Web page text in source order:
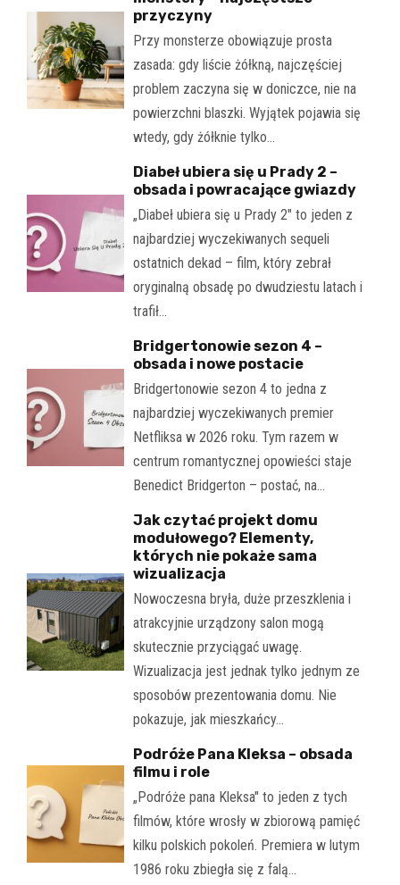
przyczyny
Przy monsterze obowiązuje prosta
zasada: gdy liście żółkną, najczęściej
problem zaczyna się w doniczce, nie na
powierzchni blaszki. Wyjątek pojawia się
wtedy, gdy żółknie tylko…
Diabeł ubiera się u Prady 2 –
obsada i powracające gwiazdy
„Diabeł ubiera się u Prady 2" to jeden z
najbardziej wyczekiwanych sequeli
ostatnich dekad – film, który zebrał
oryginalną obsadę po dwudziestu latach i
trafił…
Bridgertonowie sezon 4 –
obsada i nowe postacie
Bridgertonowie sezon 4 to jedna z
najbardziej wyczekiwanych premier
Netfliksa w 2026 roku. Tym razem w
centrum romantycznej opowieści staje
Benedict Bridgerton – postać, na…
Jak czytać projekt domu
modułowego? Elementy,
których nie pokaże sama
wizualizacja
Nowoczesna bryła, duże przeszklenia i
atrakcyjnie urządzony salon mogą
skutecznie przyciągać uwagę.
Wizualizacja jest jednak tylko jednym ze
sposobów prezentowania domu. Nie
pokazuje, jak mieszkańcy…
Podróże Pana Kleksa – obsada
filmu i role
„Podróże pana Kleksa" to jeden z tych
filmów, które wrosły w zbiorową pamięć
kilku polskich pokoleń. Premiera w lutym
1986 roku zbiegła się z falą…